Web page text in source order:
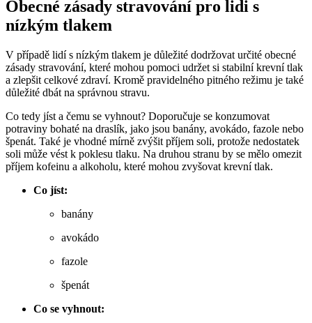
Obecné zásady stravování pro lidi s
nízkým tlakem
V případě lidí s nízkým tlakem je důležité dodržovat určité obecné
zásady stravování, které mohou pomoci udržet si stabilní krevní tlak
a zlepšit celkové zdraví. Kromě pravidelného pitného režimu je také
důležité dbát na správnou stravu.
Co tedy jíst a čemu se vyhnout? Doporučuje se konzumovat
potraviny bohaté na draslík, jako jsou banány, avokádo, fazole nebo
špenát. Také je vhodné mírně zvýšit příjem soli, protože nedostatek
soli může vést k poklesu tlaku. Na druhou stranu by se mělo omezit
příjem kofeinu a alkoholu, které mohou zvyšovat krevní tlak.
Co jíst:
banány
avokádo
fazole
špenát
Co se vyhnout: